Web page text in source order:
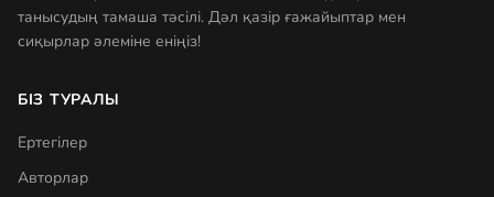
танысудың тамаша тәсілі. Дәл қазір ғажайыптар мен
сиқырлар әлеміне еніңіз!
БІЗ ТУРАЛЫ
Ертегілер
Авторлар